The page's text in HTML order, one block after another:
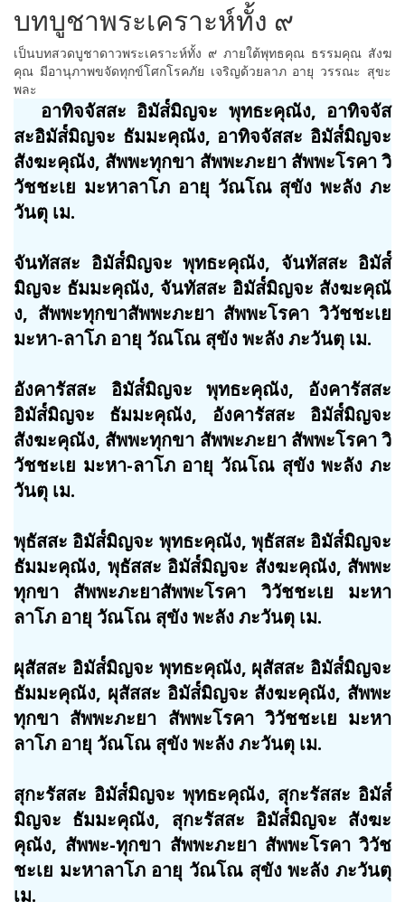
บทบูชาพระเคราะห์ทั้ง ๙
เป็นบทสวดบูชาดาวพระเคราะห์ทั้ง ๙ ภายใต้พุทธคุณ ธรรมคุณ สังฆ
คุณ มีอานุภาพขจัดทุกข์โศกโรคภัย เจริญด้วยลาภ อายุ วรรณะ สุขะ
พละ
อาทิจจัสสะ อิมัส๎มิญจะ พุทธะคุณัง, อาทิจจัส
สะอิมัส๎มิญจะ ธัมมะคุณัง, อาทิจจัสสะ อิมัส๎มิญจะ
สังฆะคุณัง, สัพพะทุกขา สัพพะภะยา สัพพะโรคา วิ
วัชชะเย มะหาลาโภ อายุ วัณโณ สุขัง พะลัง ภะ
วันตุ เม.
จันทัสสะ อิมัส๎มิญจะ พุทธะคุณัง, จันทัสสะ อิมัส๎
มิญจะ ธัมมะคุณัง, จันทัสสะ อิมัส๎มิญจะ สังฆะคุณั
ง, สัพพะทุกขาสัพพะภะยา สัพพะโรคา วิวัชชะเย
มะหา-ลาโภ อายุ วัณโณ สุขัง พะลัง ภะวันตุ เม.
อังคารัสสะ อิมัส๎มิญจะ พุทธะคุณัง, อังคารัสสะ
อิมัส๎มิญจะ ธัมมะคุณัง, อังคารัสสะ อิมัส๎มิญจะ
สังฆะคุณัง, สัพพะทุกขา สัพพะภะยา สัพพะโรคา วิ
วัชชะเย มะหา-ลาโภ อายุ วัณโณ สุขัง พะลัง ภะ
วันตุ เม.
พุธัสสะ อิมัส๎มิญจะ พุทธะคุณัง, พุธัสสะ อิมัส๎มิญจะ
ธัมมะคุณัง, พุธัสสะ อิมัส๎มิญจะ สังฆะคุณัง, สัพพะ
ทุกขา สัพพะภะยาสัพพะโรคา วิวัชชะเย มะหา
ลาโภ อายุ วัณโณ สุขัง พะลัง ภะวันตุ เม.
ผุสัสสะ อิมัส๎มิญจะ พุทธะคุณัง, ผุสัสสะ อิมัส๎มิญจะ
ธัมมะคุณัง, ผุสัสสะ อิมัส๎มิญจะ สังฆะคุณัง, สัพพะ
ทุกขา สัพพะภะยา สัพพะโรคา วิวัชชะเย มะหา
ลาโภ อายุ วัณโณ สุขัง พะลัง ภะวันตุ เม.
สุกะรัสสะ อิมัส๎มิญจะ พุทธะคุณัง, สุกะรัสสะ อิมัส๎
มิญจะ ธัมมะคุณัง, สุกะรัสสะ อิมัส๎มิญจะ สังฆะ
คุณัง, สัพพะ-ทุกขา สัพพะภะยา สัพพะโรคา วิวัช
ชะเย มะหาลาโภ อายุ วัณโณ สุขัง พะลัง ภะวันตุ
เม.